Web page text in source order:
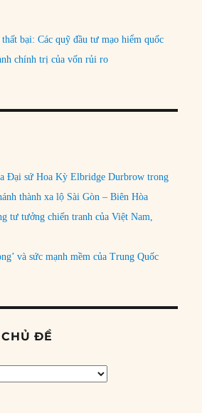
bại: Các quỹ đầu tư mạo hiểm quốc
chính trị của vốn rủi ro
Đại sứ Hoa Kỳ Elbridge Durbrow trong
thành xa lộ Sài Gòn – Biên Hòa
tư tưởng chiến tranh của Việt Nam,
và sức mạnh mềm của Trung Quốc
ĐỀ